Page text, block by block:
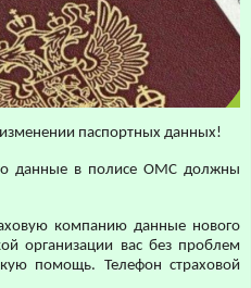
паспортных данных!
данные в полисе ОМС должны
компанию данные нового
организации вас без проблем
помощь. Телефон страховой